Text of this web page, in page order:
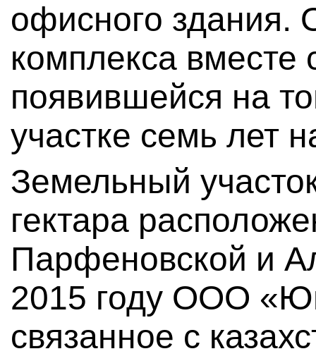
офисного здания.
комплекса вместе
появившейся на
участке семь лет
Земельный
гектара
Парфеновской и
2015 году ООО
связанное с